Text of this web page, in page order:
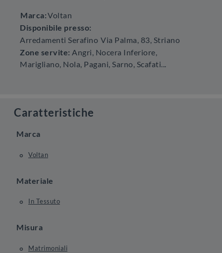
Marca:Voltan
Disponibile presso:
Arredamenti Serafino Via Palma, 83, Striano
Zone servite: Angri, Nocera Inferiore,
Marigliano, Nola, Pagani, Sarno, Scafati...
Caratteristiche
Marca
Voltan
Materiale
In Tessuto
Misura
Matrimoniali